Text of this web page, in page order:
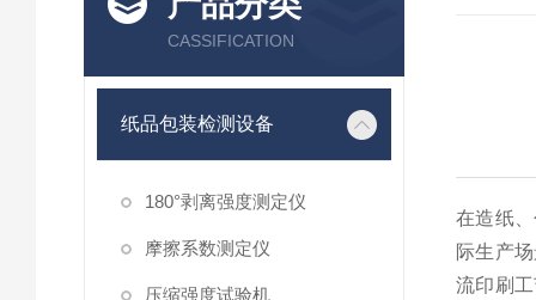
CASSIFICATION
纸品包装检测设备
180°剥离强度测定仪
摩擦系数测定仪
压缩强度试验机
在造纸
际生产
流印刷